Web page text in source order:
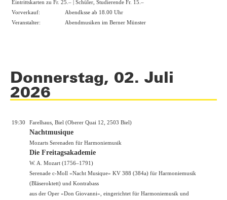
Eintrittskarten zu Fr. 25.– | Schüler, Studierende Fr. 15.–
Vorverkauf:
Abendksse ab 18.00 Uhr
Veranstalter:
Abendmusiken im Berner Münster
Donnerstag, 02. Juli
2026
19:30 Farelhaus, Biel (Oberer Quai 12, 2503 Biel)
Nachtmusique
Mozarts Serenaden für Harmoniemusik
Die Freitagsakademie
W. A. Mozart (1756–1791)
Serenade c-Moll «Nacht Musique» KV 388 (384a) für Harmoniemusik
(Bläseroktett) und Kontrabass
aus der Oper «Don Giovanni», eingerichtet für Harmoniemusik und